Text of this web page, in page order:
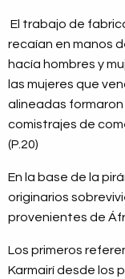
El trabajo de
recaían en manos
hacía hombres y
las mujeres que
alineadas
comistrajes de
(P.20)
En la base de la
originarios
provenientes de
Los primeros
Karmairí desde los